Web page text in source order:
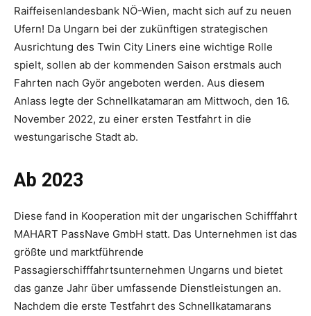
Raiffeisenlandesbank NÖ-Wien, macht sich auf zu neuen
Ufern! Da Ungarn bei der zukünftigen strategischen
Ausrichtung des Twin City Liners eine wichtige Rolle
spielt, sollen ab der kommenden Saison erstmals auch
Fahrten nach Györ angeboten werden. Aus diesem
Anlass legte der Schnellkatamaran am Mittwoch, den 16.
November 2022, zu einer ersten Testfahrt in die
westungarische Stadt ab.
Ab 2023
Diese fand in Kooperation mit der ungarischen Schifffahrt
MAHART PassNave GmbH statt. Das Unternehmen ist das
größte und marktführende
Passagierschifffahrtsunternehmen Ungarns und bietet
das ganze Jahr über umfassende Dienstleistungen an.
Nachdem die erste Testfahrt des Schnellkatamarans